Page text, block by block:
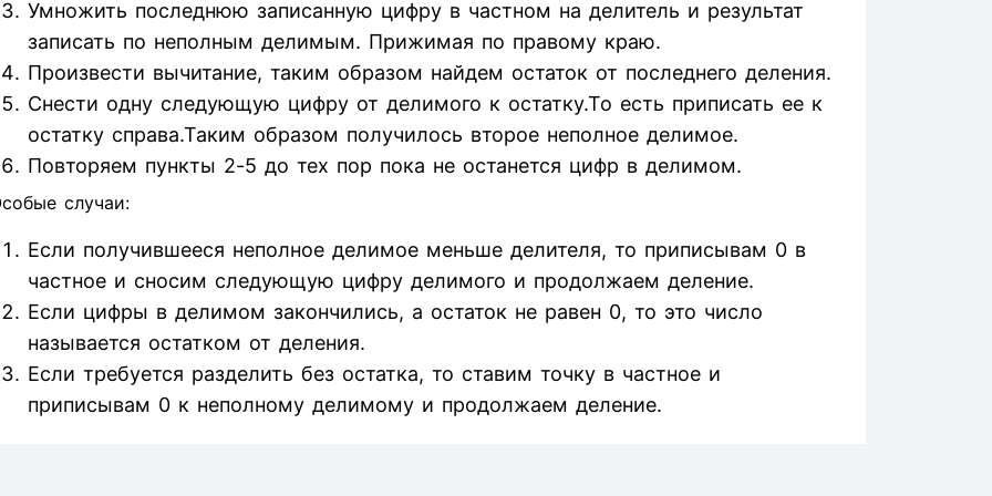
Умножить последнюю записанную цифру в частном на делитель и результат
записать по неполным делимым. Прижимая по правому краю.
Произвести вычитание, таким образом найдем остаток от последнего деления.
Снести одну следующую цифру от делимого к остатку.То есть приписать ее к
остатку справа.Таким образом получилось второе неполное делимое.
Повторяем пункты 2-5 до тех пор пока не останется цифр в делимом.
случаи:
Если получившееся неполное делимое меньше делителя, то приписывам 0 в
частное и сносим следующую цифру делимого и продолжаем деление.
Если цифры в делимом закончились, а остаток не равен 0, то это число
называется остатком от деления.
Если требуется разделить без остатка, то ставим точку в частное и
приписывам 0 к неполному делимому и продолжаем деление.